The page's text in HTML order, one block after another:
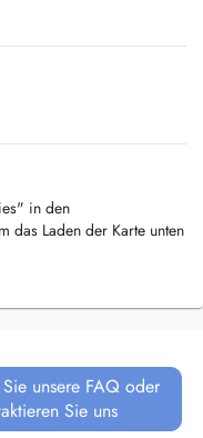
in den
das Laden der Karte unten
Sie unsere FAQ oder
Sie uns